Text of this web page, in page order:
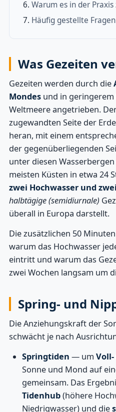
Warum es in der
Häufig gestellte Fragen
Was Gezeiten
Gezeiten werden durch die
Mondes und in
Weltmeere angetrieben.
zugewandten Seite der
heran, mit einem
der gegenüberliegenden
unter diesen
meisten Küsten in etwa 24
zwei Hochwasser und
halbtägige (semidiurnale)
überall in Europa darstellt.
Die zusätzlichen 50
warum das Hochwasser
eintritt und warum das
zwei Wochen langsam um
Spring- und
Die Anziehungskraft der
schwächt je nach
Springtiden — um
Sonne und Mond auf
gemeinsam. Das
Tidenhub(höhere
Niedrigwasser) und die